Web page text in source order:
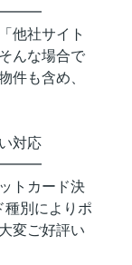
他社サイト
んな場合で
件も含め、
対応
トカード決
種別によりポ
変ご好評い